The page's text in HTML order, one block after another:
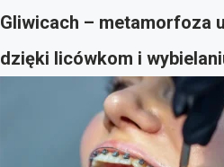
Gliwicach – metamorfoza
dzięki licówkom i